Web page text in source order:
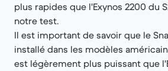
plus rapides que l'Exynos 2200 du
notre test.
Il est important de savoir que le
installé dans les modèles
est légèrement plus puissant que